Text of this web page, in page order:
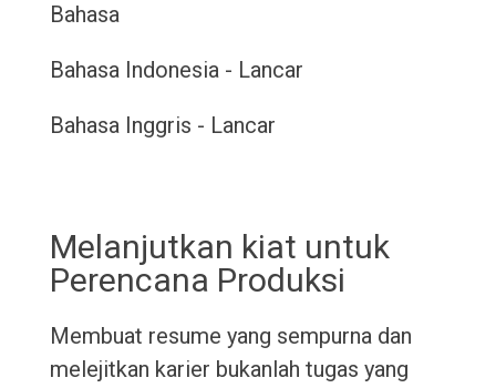
Bahasa
Bahasa Indonesia - Lancar
Bahasa Inggris - Lancar
Melanjutkan kiat untuk
Perencana Produksi
Membuat resume yang sempurna dan
melejitkan karier bukanlah tugas yang